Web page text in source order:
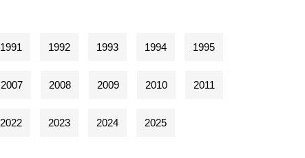
1991 1992 1993 1994 1995
2007 2008 2009 2010 2011
2022 2023 2024 2025